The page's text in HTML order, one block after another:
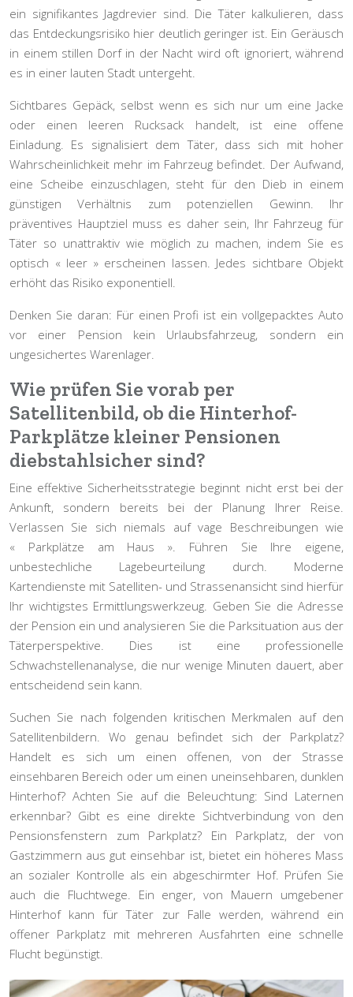
ein signifikantes Jagdrevier sind. Die Täter kalkulieren, dass
das Entdeckungsrisiko hier deutlich geringer ist. Ein Geräusch
in einem stillen Dorf in der Nacht wird oft ignoriert, während
es in einer lauten Stadt untergeht.
Sichtbares Gepäck, selbst wenn es sich nur um eine Jacke
oder einen leeren Rucksack handelt, ist eine offene
Einladung. Es signalisiert dem Täter, dass sich mit hoher
Wahrscheinlichkeit mehr im Fahrzeug befindet. Der Aufwand,
eine Scheibe einzuschlagen, steht für den Dieb in einem
günstigen Verhältnis zum potenziellen Gewinn. Ihr
präventives Hauptziel muss es daher sein, Ihr Fahrzeug für
Täter so unattraktiv wie möglich zu machen, indem Sie es
optisch « leer » erscheinen lassen. Jedes sichtbare Objekt
erhöht das Risiko exponentiell.
Denken Sie daran: Für einen Profi ist ein vollgepacktes Auto
vor einer Pension kein Urlaubsfahrzeug, sondern ein
ungesichertes Warenlager.
Wie prüfen Sie vorab per
Satellitenbild, ob die Hinterhof-
Parkplätze kleiner Pensionen
diebstahlsicher sind?
Eine effektive Sicherheitsstrategie beginnt nicht erst bei der
Ankunft, sondern bereits bei der Planung Ihrer Reise.
Verlassen Sie sich niemals auf vage Beschreibungen wie
« Parkplätze am Haus ». Führen Sie Ihre eigene,
unbestechliche Lagebeurteilung durch. Moderne
Kartendienste mit Satelliten- und Strassenansicht sind hierfür
Ihr wichtigstes Ermittlungswerkzeug. Geben Sie die Adresse
der Pension ein und analysieren Sie die Parksituation aus der
Täterperspektive. Dies ist eine professionelle
Schwachstellenanalyse, die nur wenige Minuten dauert, aber
entscheidend sein kann.
Suchen Sie nach folgenden kritischen Merkmalen auf den
Satellitenbildern. Wo genau befindet sich der Parkplatz?
Handelt es sich um einen offenen, von der Strasse
einsehbaren Bereich oder um einen uneinsehbaren, dunklen
Hinterhof? Achten Sie auf die Beleuchtung: Sind Laternen
erkennbar? Gibt es eine direkte Sichtverbindung von den
Pensionsfenstern zum Parkplatz? Ein Parkplatz, der von
Gastzimmern aus gut einsehbar ist, bietet ein höheres Mass
an sozialer Kontrolle als ein abgeschirmter Hof. Prüfen Sie
auch die Fluchtwege. Ein enger, von Mauern umgebener
Hinterhof kann für Täter zur Falle werden, während ein
offener Parkplatz mit mehreren Ausfahrten eine schnelle
Flucht begünstigt.